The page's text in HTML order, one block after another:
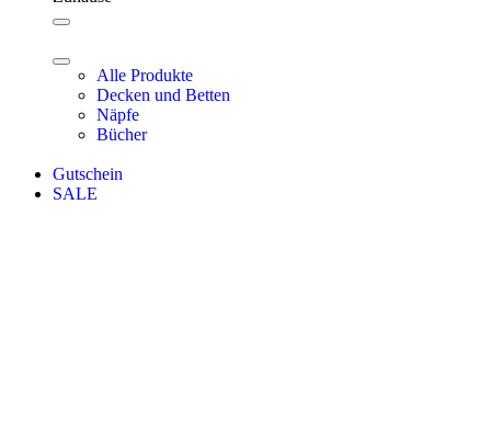
Alle Produkte
Decken und Betten
Näpfe
Bücher
Gutschein
SALE